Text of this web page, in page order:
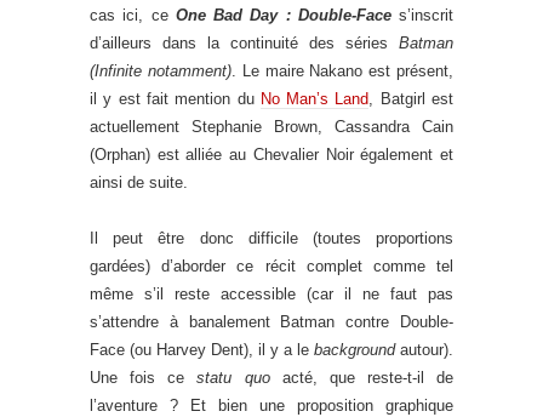
cas ici, ce One Bad Day : Double-Faces’inscrit
d’ailleurs dans la continuité des séries Batman
(Infinite notamment). Le maire Nakano est présent,
il y est fait mention du No Man’s Land, Batgirl est
actuellement Stephanie Brown, Cassandra Cain
(Orphan) est alliée au Chevalier Noir également et
ainsi de suite.
Il peut être donc difficile (toutes proportions
gardées) d’aborder ce récit complet comme tel
même s’il reste accessible (car il ne faut pas
s’attendre à banalement Batman contre Double-
Face (ou Harvey Dent), il y a le backgroundautour).
Une fois cestatu quoacté, que reste-t-il de
l’aventure ? Et bien une proposition graphique